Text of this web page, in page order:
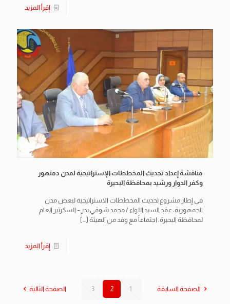
إقرأ المزيد
مناقشة إعداد تحديث المخططات الإستراتيجية لمدن دمنهور
وكفر الدوار ورشيد بمحافظة البحيرة
فى إطار مشروع تحديث المخططات الاستراتيجية لبعض مدن
الجمهورية، عقد السيد اللواء / محمد شوقي بدر – السكرتير العام
لمحافظة البحيرة، اجتماعاً مع وفد من الهيئة […]
إقرأ المزيد
الصفحة السابقة 1
2
3 الصفحة التالية